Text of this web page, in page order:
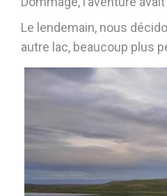
Le lendemain, nous
autre lac, beaucoup plus